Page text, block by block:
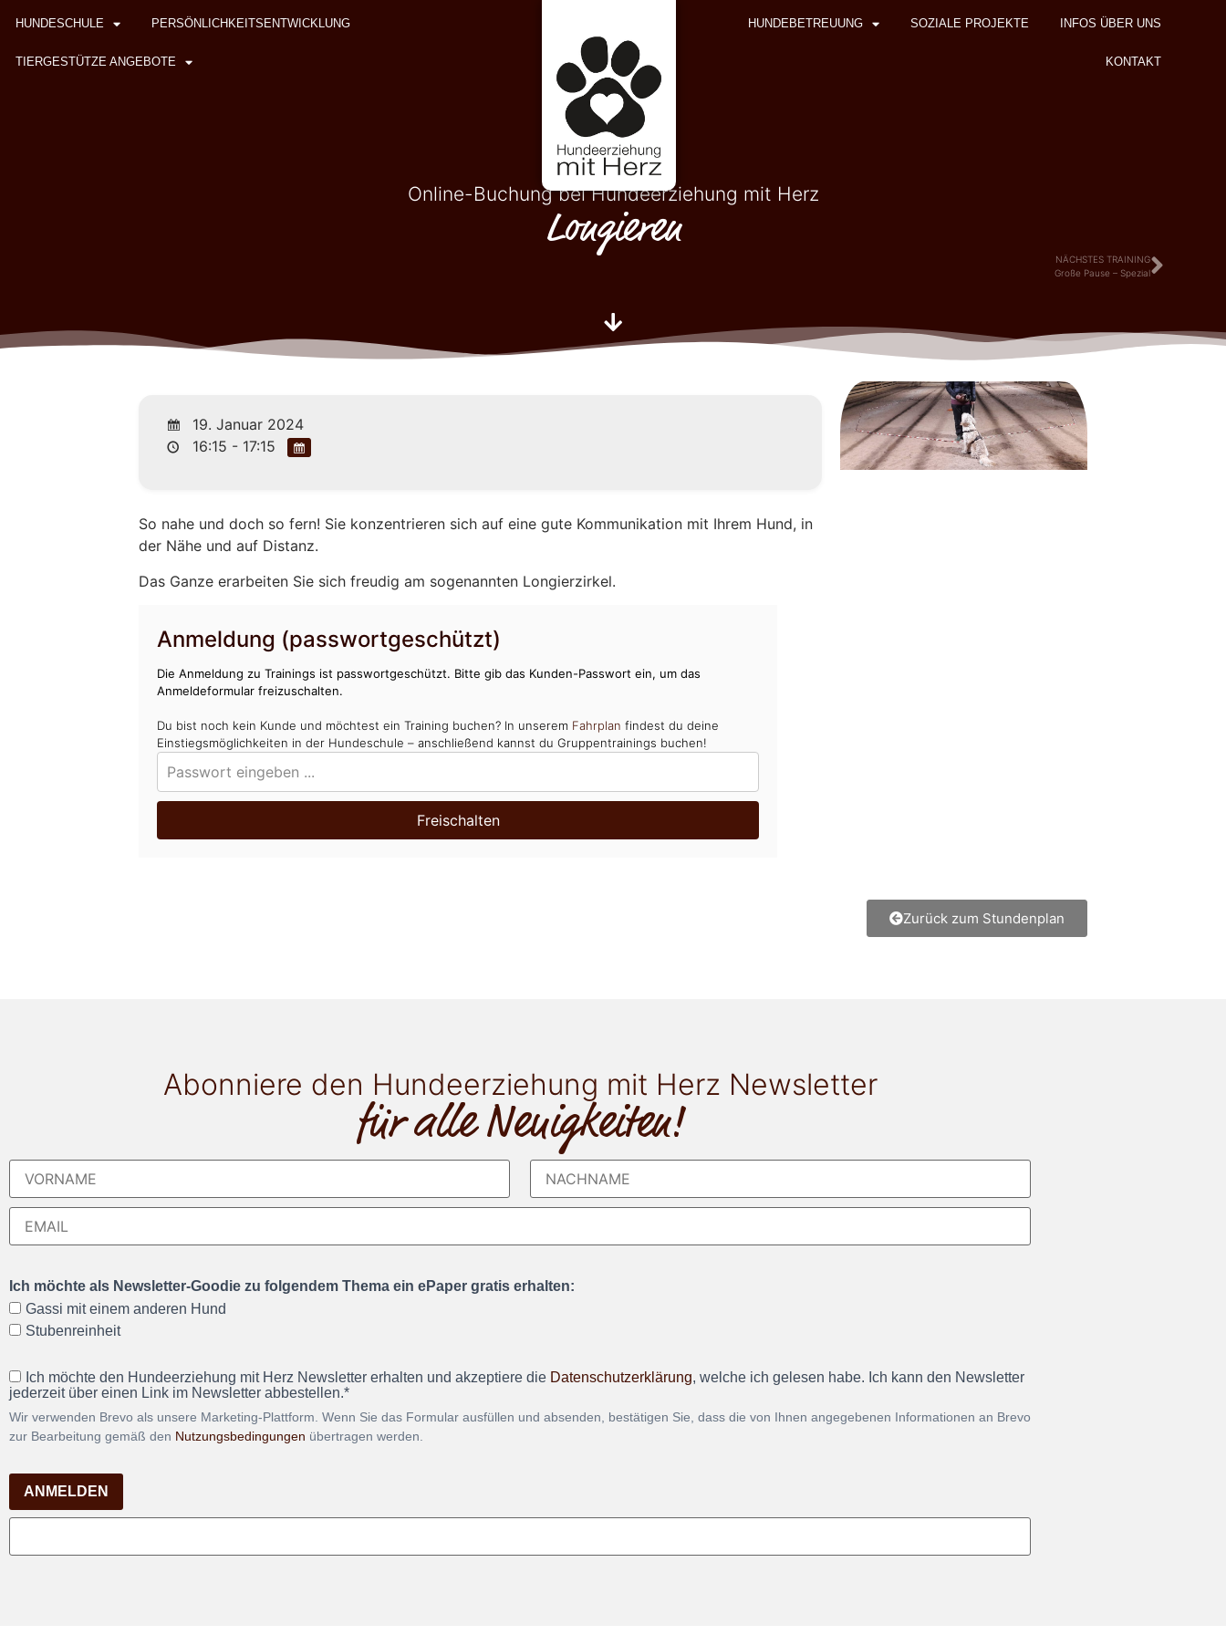
HUNDESCHULE PERSÖNLICHKEITSENTWICKLUNG
TIERGESTÜTZE ANGEBOTE
HUNDEBETREUUNG SOZIALE PROJEKTE INFOS ÜBER UNS
KONTAKT
Online-Buchung bei Hundeerziehung mit Herz
Longieren
NÄCHSTES TRAINING
Große Pause – Spezial
19. Januar 2024
16:15 - 17:15
So nahe und doch so fern! Sie konzentrieren sich auf eine gute Kommunikation mit Ihrem Hund, in
der Nähe und auf Distanz.
Das Ganze erarbeiten Sie sich freudig am sogenannten Longierzirkel.
Anmeldung (passwortgeschützt)
Die Anmeldung zu Trainings ist passwortgeschützt. Bitte gib das Kunden-Passwort ein, um das
Anmeldeformular freizuschalten.
Du bist noch kein Kunde und möchtest ein Training buchen? In unserem Fahrplan findest du deine
Einstiegsmöglichkeiten in der Hundeschule – anschließend kannst du Gruppentrainings buchen!
Freischalten
Zurück zum Stundenplan
Abonniere den Hundeerziehung mit Herz Newsletter
für alle Neuigkeiten!
Ich möchte als Newsletter-Goodie zu folgendem Thema ein ePaper gratis erhalten:
Gassi mit einem anderen Hund
Stubenreinheit
Ich möchte den Hundeerziehung mit Herz Newsletter erhalten und akzeptiere die Datenschutzerklärung, welche ich gelesen habe. Ich kann den Newsletter
jederzeit über einen Link im Newsletter abbestellen.*
Wir verwenden Brevo als unsere Marketing-Plattform. Wenn Sie das Formular ausfüllen und absenden, bestätigen Sie, dass die von Ihnen angegebenen Informationen an Brevo
zur Bearbeitung gemäß den Nutzungsbedingungen übertragen werden.
ANMELDEN